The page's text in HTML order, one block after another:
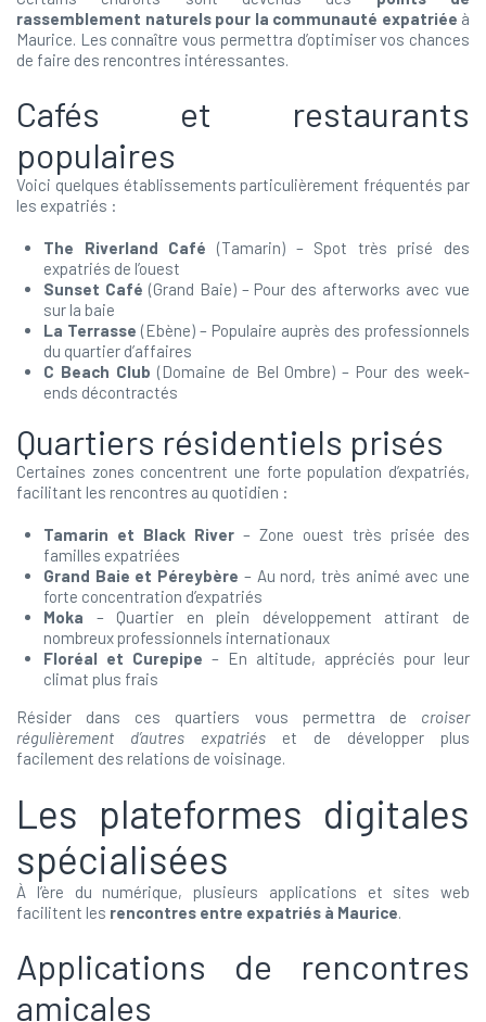
rassemblement naturels pour la communauté expatriée à
Maurice. Les connaître vous permettra d’optimiser vos chances
de faire des rencontres intéressantes.
Cafés et restaurants
populaires
Voici quelques établissements particulièrement fréquentés par
les expatriés :
The Riverland Café (Tamarin) – Spot très prisé des
expatriés de l’ouest
Sunset Café (Grand Baie) – Pour des afterworks avec vue
sur la baie
La Terrasse (Ebène) – Populaire auprès des professionnels
du quartier d’affaires
C Beach Club (Domaine de Bel Ombre) – Pour des week-
ends décontractés
Quartiers résidentiels prisés
Certaines zones concentrent une forte population d’expatriés,
facilitant les rencontres au quotidien :
Tamarin et Black River – Zone ouest très prisée des
familles expatriées
Grand Baie et Péreybère – Au nord, très animé avec une
forte concentration d’expatriés
Moka – Quartier en plein développement attirant de
nombreux professionnels internationaux
Floréal et Curepipe – En altitude, appréciés pour leur
climat plus frais
Résider dans ces quartiers vous permettra de croiser
régulièrement d’autres expatriés et de développer plus
facilement des relations de voisinage.
Les plateformes digitales
spécialisées
À l’ère du numérique, plusieurs applications et sites web
facilitent les rencontres entre expatriés à Maurice.
Applications de rencontres
amicales